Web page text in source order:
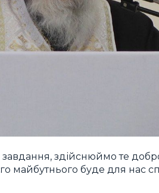
здійснюймо те
майбутнього буде для нас